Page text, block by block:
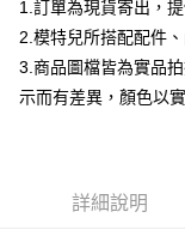
台新國際商業銀行
台灣樂天信用卡公司
悠遊付
Google Pay
大哥付你分期
2.付款方式選擇「大哥
流程，驗證手機門號後
相關說明
1.訂單為現貨寄出，
2.模特兒所搭配配件
3.商品圖檔皆為實品
示而有差異，顏色以
詳細說明